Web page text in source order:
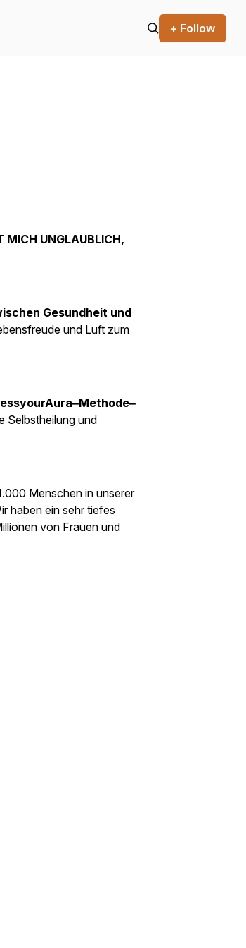
+ Follow
MICH UNGLAUBLICH,
Gesundheit und
und Luft zum
Selbstheilung und
Menschen in unserer
haben ein sehr tiefes
von Frauen und